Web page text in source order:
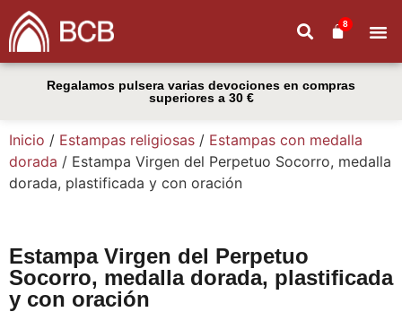
8
Regalamos pulsera varias devociones en compras
superiores a 30 €
Inicio / Estampas religiosas / Estampas con medalla
dorada / Estampa Virgen del Perpetuo Socorro, medalla
dorada, plastificada y con oración
Estampa Virgen del Perpetuo
Socorro, medalla dorada, plastificada
y con oración